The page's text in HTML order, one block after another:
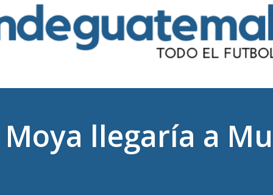
llegaría a